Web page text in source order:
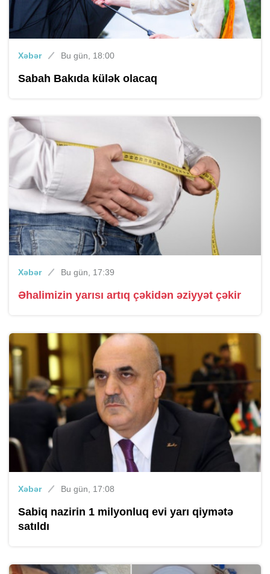
Xəbər Bu gün, 18:00
Sabah Bakıda külək olacaq
Xəbər Bu gün, 17:39
Əhalimizin yarısı artıq çəkidən əziyyət çəkir
Xəbər Bu gün, 17:08
Sabiq nazirin 1 milyonluq evi yarı qiymətə
satıldı